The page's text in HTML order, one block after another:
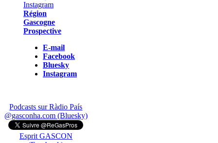
Région
Gascogne
Prospective
E-mail
Facebook
Bluesky
Instagram
Podcasts sur Ràdio País
@gasconha.com (Bluesky)
Esprit GASCON